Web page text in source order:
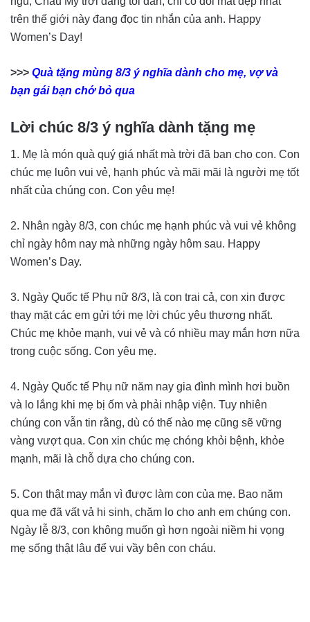
trên thế giới này đang đọc tin nhắn của anh. Happy
Women’s Day!
>>> Quà tặng mùng 8/3 ý nghĩa dành cho mẹ, vợ và
bạn gái bạn chớ bỏ qua
Lời chúc 8/3 ý nghĩa dành tặng mẹ
1. Mẹ là món quà quý giá nhất mà trời đã ban cho con. Con
chúc mẹ luôn vui vẻ, hạnh phúc và mãi mãi là người mẹ tốt
nhất của chúng con. Con yêu mẹ!
2. Nhân ngày 8/3, con chúc mẹ hạnh phúc và vui vẻ không
chỉ ngày hôm nay mà những ngày hôm sau. Happy
Women’s Day.
3. Ngày Quốc tế Phụ nữ 8/3, là con trai cả, con xin được
thay mặt các em gửi tới mẹ lời chúc yêu thương nhất.
Chúc mẹ khỏe mạnh, vui vẻ và có nhiều may mắn hơn nữa
trong cuộc sống. Con yêu mẹ.
4. Ngày Quốc tế Phụ nữ năm nay gia đình mình hơi buồn
và lo lắng khi mẹ bị ốm và phải nhập viện. Tuy nhiên
chúng con vẫn tin rằng, dù có thế nào mẹ cũng sẽ vững
vàng vượt qua. Con xin chúc mẹ chóng khỏi bệnh, khỏe
mạnh, mãi là chỗ dựa cho chúng con.
5. Con thật may mắn vì được làm con của mẹ. Bao năm
qua mẹ đã vất vả hi sinh, chăm lo cho anh em chúng con.
Ngày lễ 8/3, con không muốn gì hơn ngoài niềm hi vọng
mẹ sống thật lâu để vui vầy bên con cháu.